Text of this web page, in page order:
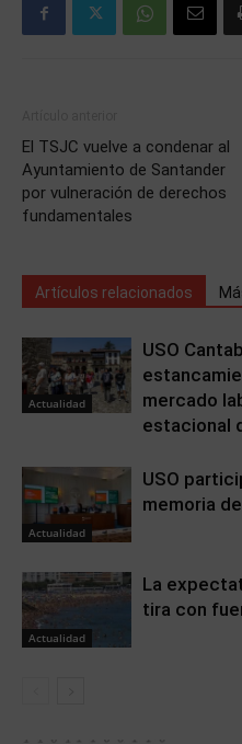
El TSJC vuelve a condenar al
Ayuntamiento de Santander
por vulneración de derechos
fundamentales
Artículos relacionados
Actualidad
USO
mercado
estacional
Actualidad
USO
memoria
Actualidad
La
tira con